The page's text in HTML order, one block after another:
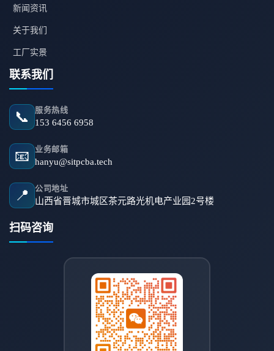
新闻资讯
关于我们
工厂实景
联系我们
📞 服务热线
153 6456 6958
📧 业务邮箱
hanyu@sitpcba.tech
📍 公司地址
山西省晋城市城区茶元路光机电产业园2号楼
扫码咨询